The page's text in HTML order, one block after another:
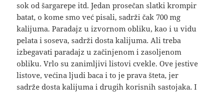
sok od šargarepe itd. Jedan prosečan slatki krompir
batat, o kome smo već pisali, sadrži čak 700 mg
kalijuma. Paradajz u izvornom obliku, kao i u vidu
pelata i soseva, sadrži dosta kalijuma. Ali treba
izbegavati paradajz u začinjenom i zasoljenom
obliku. Vrlo su zanimljivi listovi cvekle. Ove jestive
listove, većina ljudi baca i to je prava šteta, jer
sadrže dosta kalijuma i drugih korisnih sastojaka. I